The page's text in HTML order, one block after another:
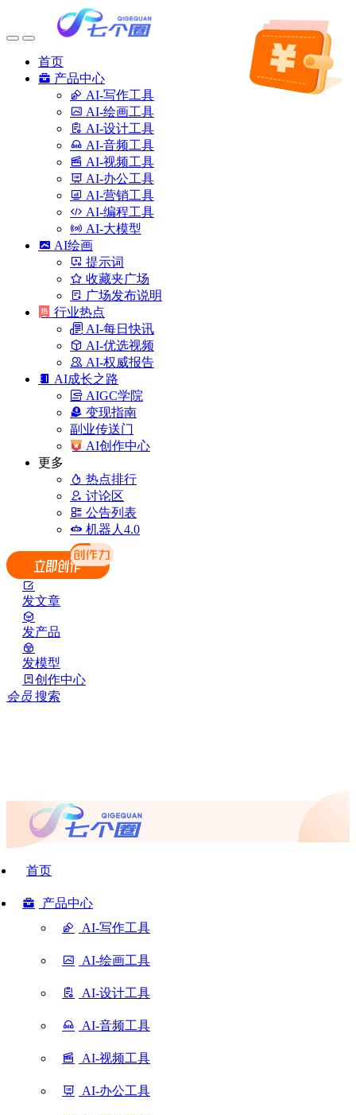
首页
产品中心
AI-写作工具
AI-绘画工具
AI-设计工具
AI-音频工具
AI-视频工具
AI-办公工具
AI-营销工具
AI-编程工具
AI-大模型
AI绘画
提示词
收藏夹广场
广场发布说明
行业热点
AI-每日快讯
AI-优选视频
AI-权威报告
AI成长之路
AIGC学院
变现指南
副业传送门
AI创作中心
更多
热点排行
讨论区
公告列表
机器人4.0
发文章
发产品
发模型
创作中心
会员 搜索
首页
产品中心
AI-写作工具
AI-绘画工具
AI-设计工具
AI-音频工具
AI-视频工具
AI-办公工具